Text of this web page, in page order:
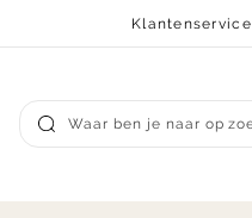
Klantenservice
Submit search